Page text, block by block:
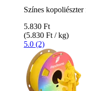
Színes kopoliészter
5.830 Ft
(5.830 Ft / kg)
5.0 (2)